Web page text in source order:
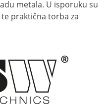
metala. U isporuku su
praktična torba za